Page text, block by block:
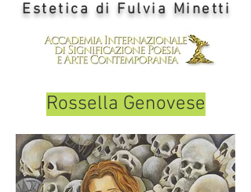
Estetica di Fulvia Minetti
Rossella Genovese